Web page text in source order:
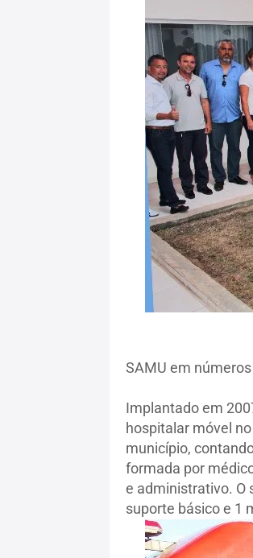
SAMU em números
Implantado em
hospitalar móvel
município,
formada por
e administrativo. O
suporte básico e 1